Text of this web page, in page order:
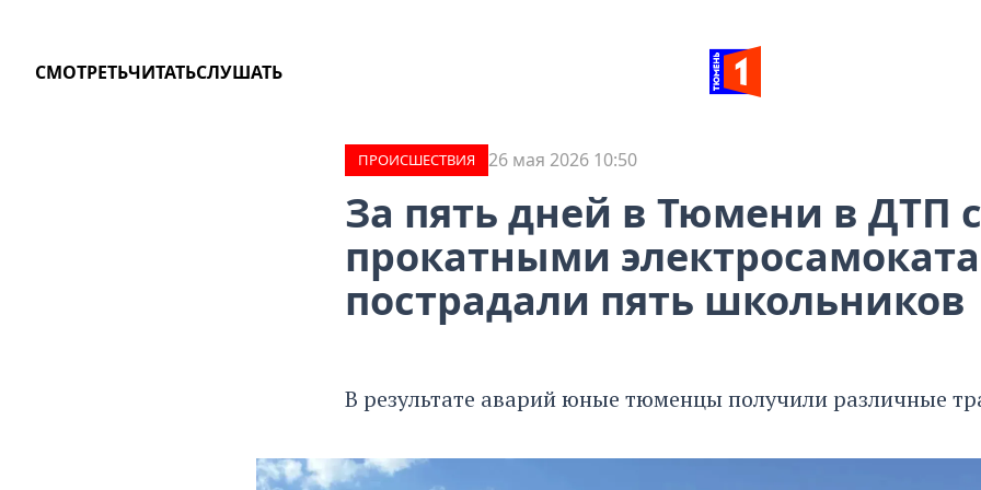
СМОТРЕТЬЧИТАТЬСЛУШАТЬ
ПРОИCШЕСТВИЯ 26 мая 2026 10:50
За пять дней в Тюмени в ДТП с
прокатными
пострадали пять школьников
В результате аварий юные тюменцы получили различные